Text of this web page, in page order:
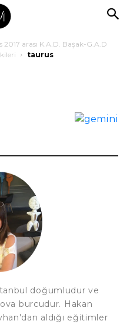
2017 arası K.A.D. Başak-G.A.D
taurus
doğumludur ve
burcudur. Hakan
aldığı eğitimler